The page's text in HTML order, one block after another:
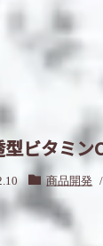
ビタミン
商品開発 /